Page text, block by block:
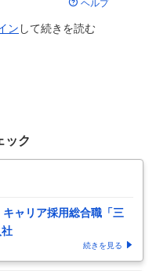
ヘルプ
ン して続きを読む
ック
ャリア採用総合職「三
続きを見る